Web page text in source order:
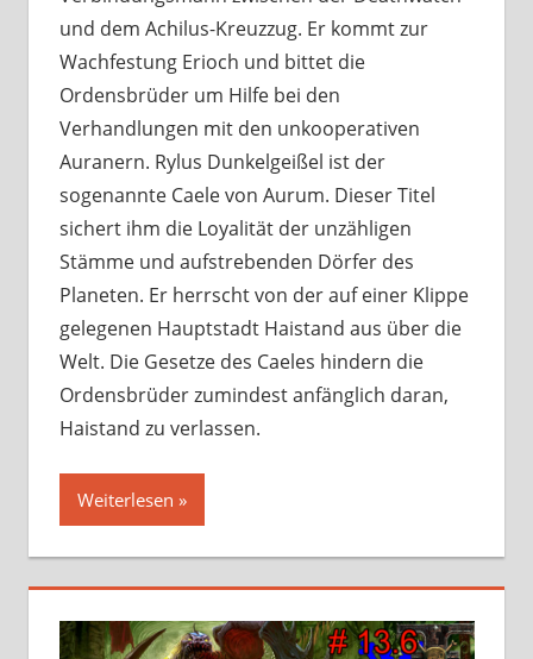
und dem Achilus-Kreuzzug. Er kommt zur
Wachfestung Erioch und bittet die
Ordensbrüder um Hilfe bei den
Verhandlungen mit den unkooperativen
Auranern. Rylus Dunkelgeißel ist der
sogenannte Caele von Aurum. Dieser Titel
sichert ihm die Loyalität der unzähligen
Stämme und aufstrebenden Dörfer des
Planeten. Er herrscht von der auf einer Klippe
gelegenen Hauptstadt Haistand aus über die
Welt. Die Gesetze des Caeles hindern die
Ordensbrüder zumindest anfänglich daran,
Haistand zu verlassen.
Weiterlesen